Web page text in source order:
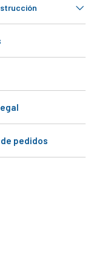
pedidos
9.
tritan